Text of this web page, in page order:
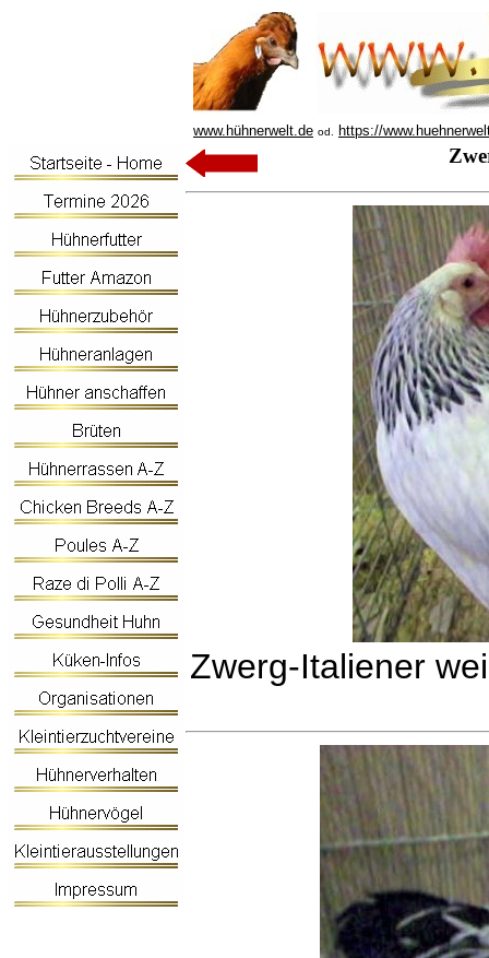
www.hühnerwelt.de od. https://
Zwerg-Italiener